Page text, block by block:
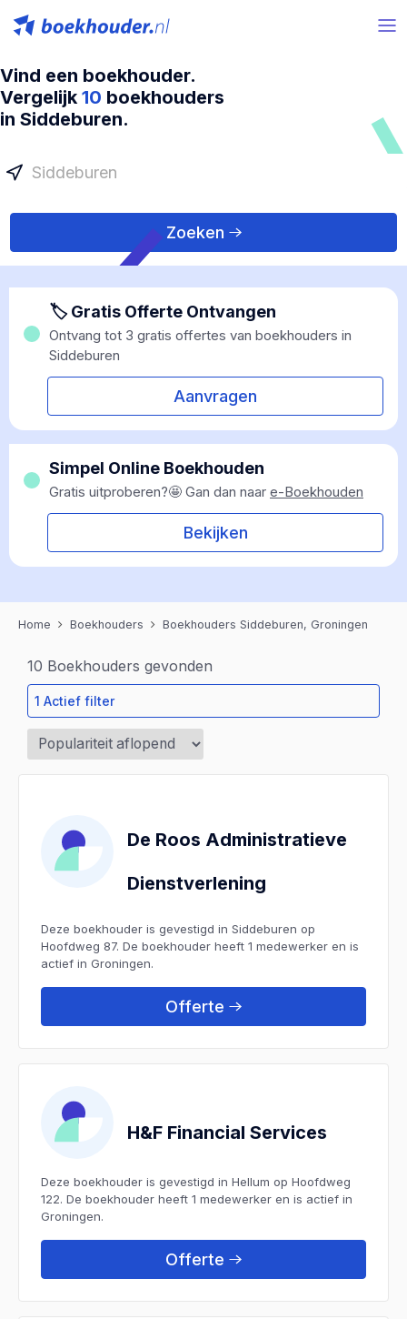
Vind een boekhouder.
Vergelijk 10 boekhouders
in Siddeburen.
Zoeken
🏷 Gratis Offerte Ontvangen
Ontvang tot 3 gratis offertes van boekhouders in
Siddeburen
Aanvragen
Simpel Online Boekhouden
Gratis uitproberen?🤩 Gan dan naar e-Boekhouden
Bekijken
Home Boekhouders Boekhouders Siddeburen, Groningen
10 Boekhouders gevonden
1 Actief filter
De Roos Administratieve
Dienstverlening
Deze boekhouder is gevestigd in Siddeburen op
Hoofdweg 87. De boekhouder heeft 1 medewerker en is
actief in Groningen.
Offerte
H&F Financial Services
Deze boekhouder is gevestigd in Hellum op Hoofdweg
122. De boekhouder heeft 1 medewerker en is actief in
Groningen.
Offerte